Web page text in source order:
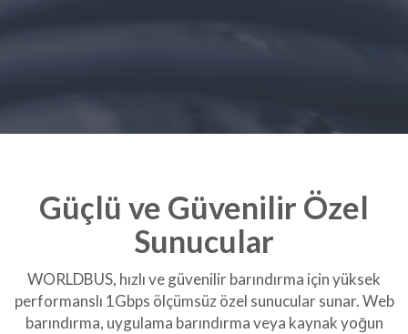
Güçlü ve Güvenilir Özel
Sunucular
WORLDBUS, hızlı ve güvenilir barındırma için yüksek
performanslı 1Gbps ölçümsüz özel sunucular sunar. Web
barındırma, uygulama barındırma veya kaynak yoğun